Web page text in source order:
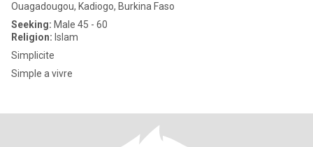
Ouagadougou, Kadiogo, Burkina Faso
Seeking: Male 45 - 60
Religion: Islam
Simplicite
Simple a vivre